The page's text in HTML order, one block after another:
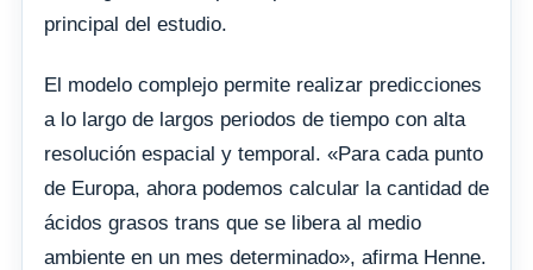
principal del estudio.
El modelo complejo permite realizar predicciones
a lo largo de largos periodos de tiempo con alta
resolución espacial y temporal. «Para cada punto
de Europa, ahora podemos calcular la cantidad de
ácidos grasos trans que se libera al medio
ambiente en un mes determinado», afirma Henne.